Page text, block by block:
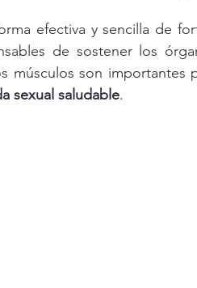
efectiva y sencilla de
de sostener los
músculos son importantes
sexual saludable.